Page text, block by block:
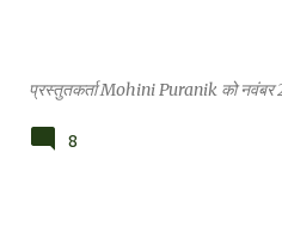
प्रस्तुतकर्ताMohini Puranik कोनवंबर
8